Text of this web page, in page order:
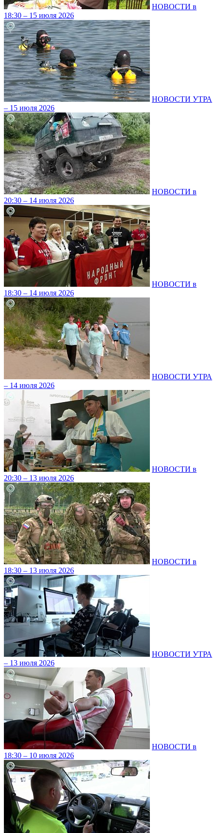
НОВОСТИ в
18:30 – 15 июля 2026
НОВОСТИ УТРА
– 15 июля 2026
НОВОСТИ в
20:30 – 14 июля 2026
НОВОСТИ в
18:30 – 14 июля 2026
НОВОСТИ УТРА
– 14 июля 2026
НОВОСТИ в
20:30 – 13 июля 2026
НОВОСТИ в
18:30 – 13 июля 2026
НОВОСТИ УТРА
– 13 июля 2026
НОВОСТИ в
18:30 – 10 июля 2026